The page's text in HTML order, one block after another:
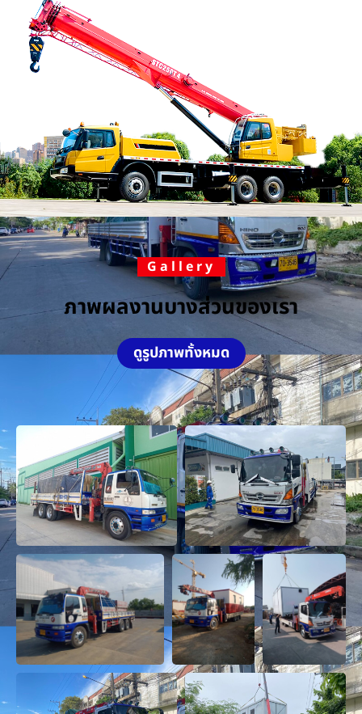
Gallery
ภาพผลงานบางส่วนของเรา
ดูรูปภาพทั้งหมด